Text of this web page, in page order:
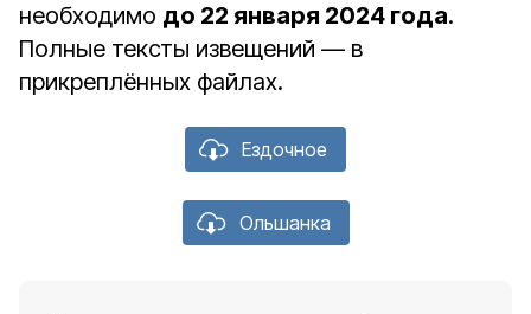
необходимо до 22 января 2024 года.
Полные тексты извещений — в
прикреплённых файлах.
Ездочное
Ольшанка